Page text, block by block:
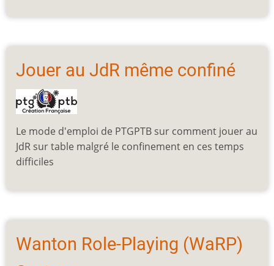
Jouer au JdR même confiné
Le mode d'emploi de PTGPTB sur comment jouer au
JdR sur table malgré le confinement en ces temps
difficiles
Wanton Role-Playing (WaRP)